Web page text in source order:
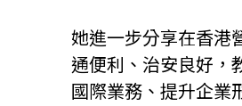
她進一步分享在香港
通便利、治安良好，
國際業務、提升企業